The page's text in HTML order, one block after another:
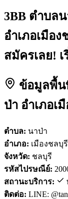
3BB ตำบล
อำเภอเมือ
สมัครเลย!
ข้อมูลพื้น
ป่า อำเภอเ
ตำบล: นาป่า
อำเภอ: เมืองชลบุรี
จังหวัด: ชลบุรี
รหัสไปรษณีย์:
สถานะบริการ:
ติดต่อ: LINE: